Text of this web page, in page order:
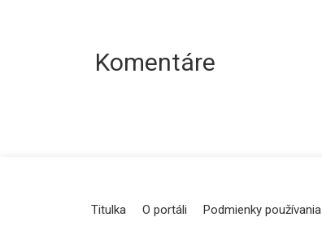
Komentáre
Titulka O portáli Podmienky používania